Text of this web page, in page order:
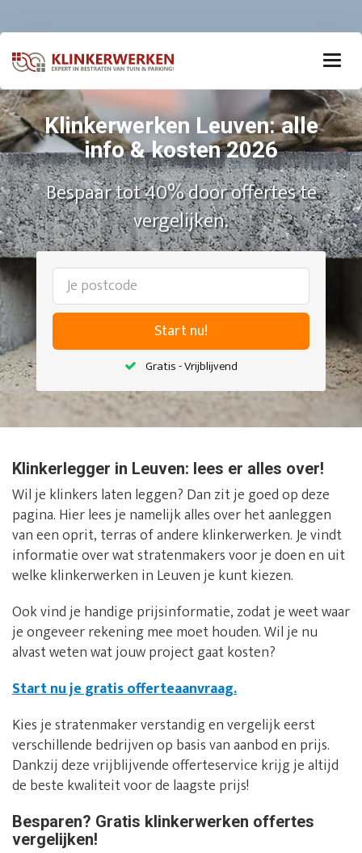
Klinkerwerken Leuven: alle
info & kosten 2026
Bespaar tot 40% door offertes te
vergelijken.
Start nu!
Gratis - Vrijblijvend
Klinkerlegger in Leuven: lees er alles over!
Wil je klinkers laten leggen? Dan zit je goed op deze
pagina. Hier lees je namelijk alles over het aanleggen
van een oprit, terras of andere klinkerwerken. Je vindt
informatie over wat stratenmakers voor je doen en uit
welke klinkerwerken in Leuven je kunt kiezen.
Ook vind je handige prijsinformatie, zodat je weet waar
je ongeveer rekening mee moet houden. Wil je nu
alvast weten wat jouw project gaat kosten?
Start nu je gratis offerteaanvraag.
Kies je stratenmaker verstandig en vergelijk eerst
verschillende bedrijven op basis van aanbod en prijs.
Dankzij deze vrijblijvende offerteservice krijg je altijd
de beste kwaliteit voor de laagste prijs!
Besparen? Gratis klinkerwerken offertes
vergelijken!